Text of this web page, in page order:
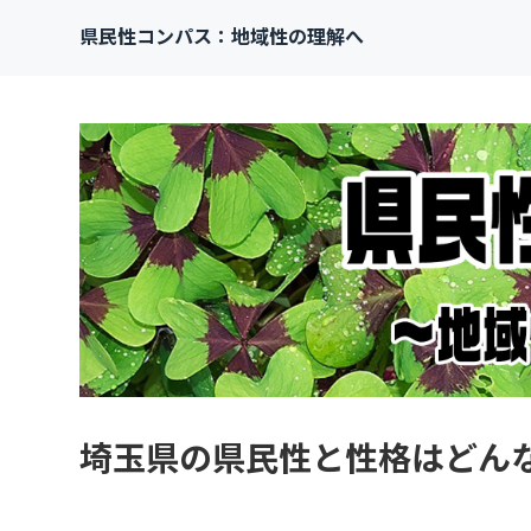
県民性コンパス：地域性の理解へ
埼玉県の県民性と性格はどん